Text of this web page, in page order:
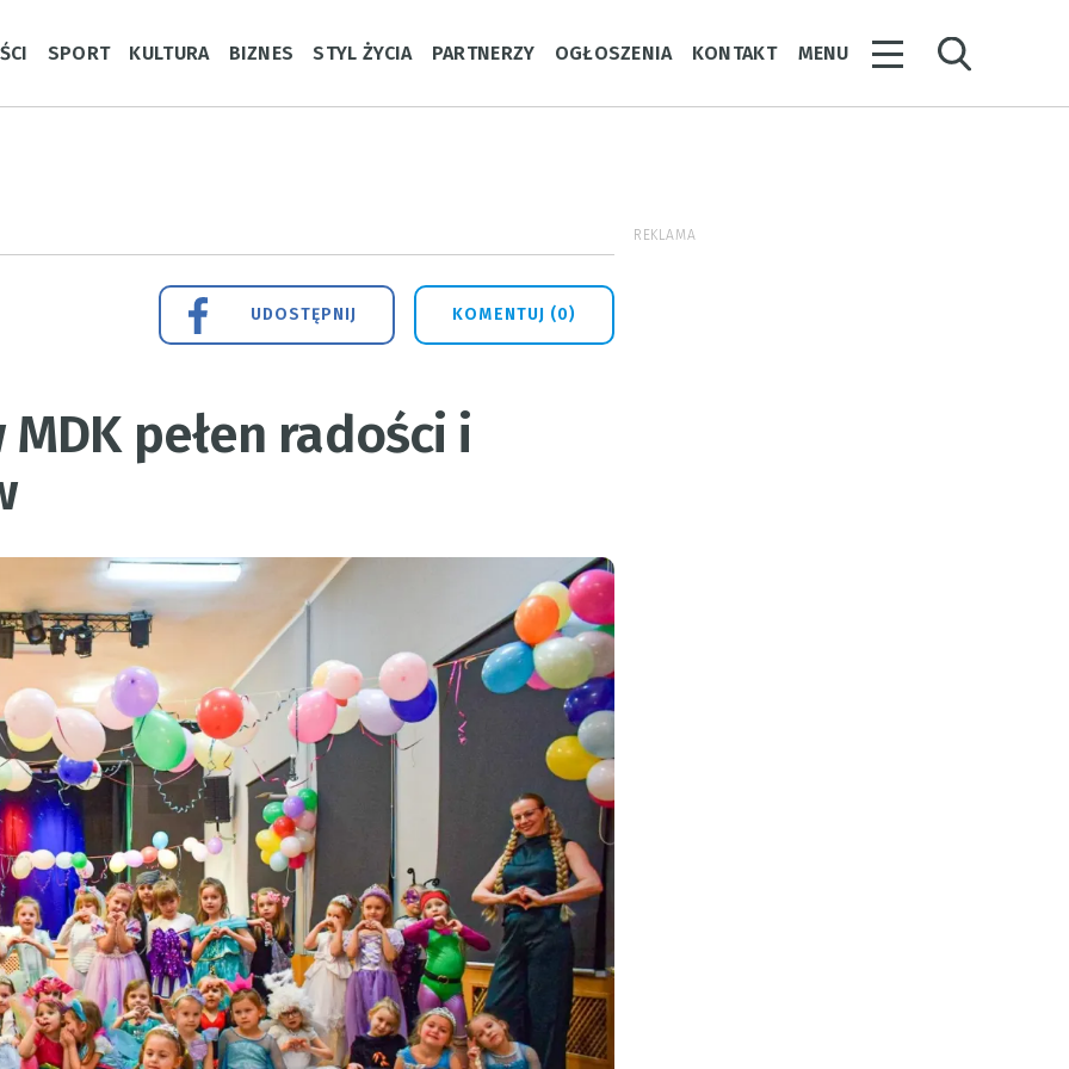
SPORT KULTURA BIZNES STYL ŻYCIA PARTNERZY OGŁOSZENIA KONTAKT MENU
KOMENTUJ (0)
UDOSTĘPNIJ
pełen radości i
REKLAMA